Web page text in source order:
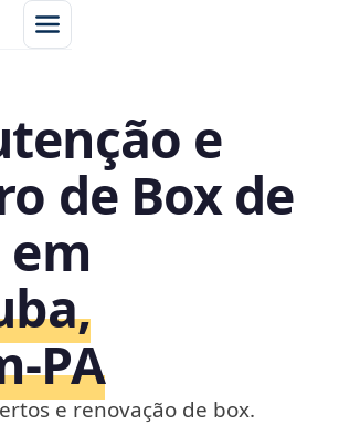
e
de Box de
e renovação de box.